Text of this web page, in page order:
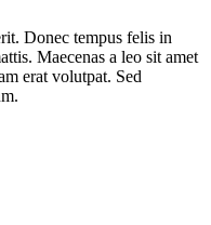
Donec tempus felis in
Maecenas a leo sit amet
erat volutpat. Sed